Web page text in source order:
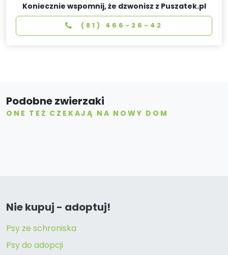
Koniecznie wspomnij, że dzwonisz z Puszatek.pl
(81) 466-26-42
Podobne zwierzaki
ONE TEŻ CZEKAJĄ NA NOWY DOM
Nie kupuj - adoptuj!
Psy ze schroniska
Psy do adopcji